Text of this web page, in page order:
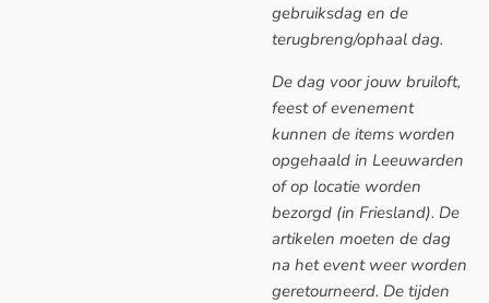
gebruiksdag en de
terugbreng/ophaal dag.
De dag voor jouw bruiloft,
feest of evenement
kunnen de items worden
opgehaald in Leeuwarden
of op locatie worden
bezorgd (in Friesland). De
artikelen moeten de dag
na het event weer worden
geretourneerd. De tijden